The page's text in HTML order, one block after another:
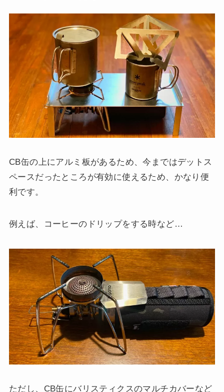
CB缶の上にアルミ板があるため、今まではデットス
ペースだったところが有効に使えるため、かなり便
利です。
例えば、コーヒーのドリップをする時など…
ただし、CB缶にバリスティクスのマルチカバーなど